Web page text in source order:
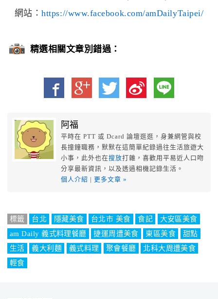
網站：https://www.facebook.com/amDailyTaipei/
精選相關文章別錯過：
阿福
平時在 PTT 或 Dcard 論壇逛逛，身兼網管與校
長撞鐘職務，默默在這簡單紀錄過往生活旅遊大
小事，此外也在搜放打雜，喜歡用平易近人口吻
分享最新資訊，以及透過相機記錄生活。
個人介紹 | 更多文章 »
標籤 台北 隱藏美食 台北市 美食 食記
大安區美食
am Daily 義式料理餐廳
捷運周遭美食 東區美食
甜點
生活
義大利麵 義式料理 聚會餐廳
北科大周遭美食
輕食